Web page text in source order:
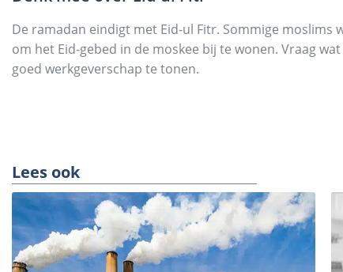
De ramadan eindigt met Eid-ul Fitr. Sommige moslims
om het Eid-gebed in de moskee bij te wonen. Vraag
goed werkgeverschap te tonen.
Lees ook